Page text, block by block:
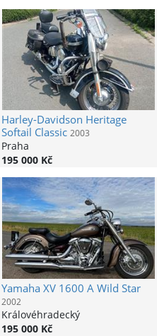
Harley-Davidson Heritage
Softail Classic 2003
Praha
195 000 Kč
YamahaXV 1600 A Wild Star
2002
Královéhradecký
195 000 Kč